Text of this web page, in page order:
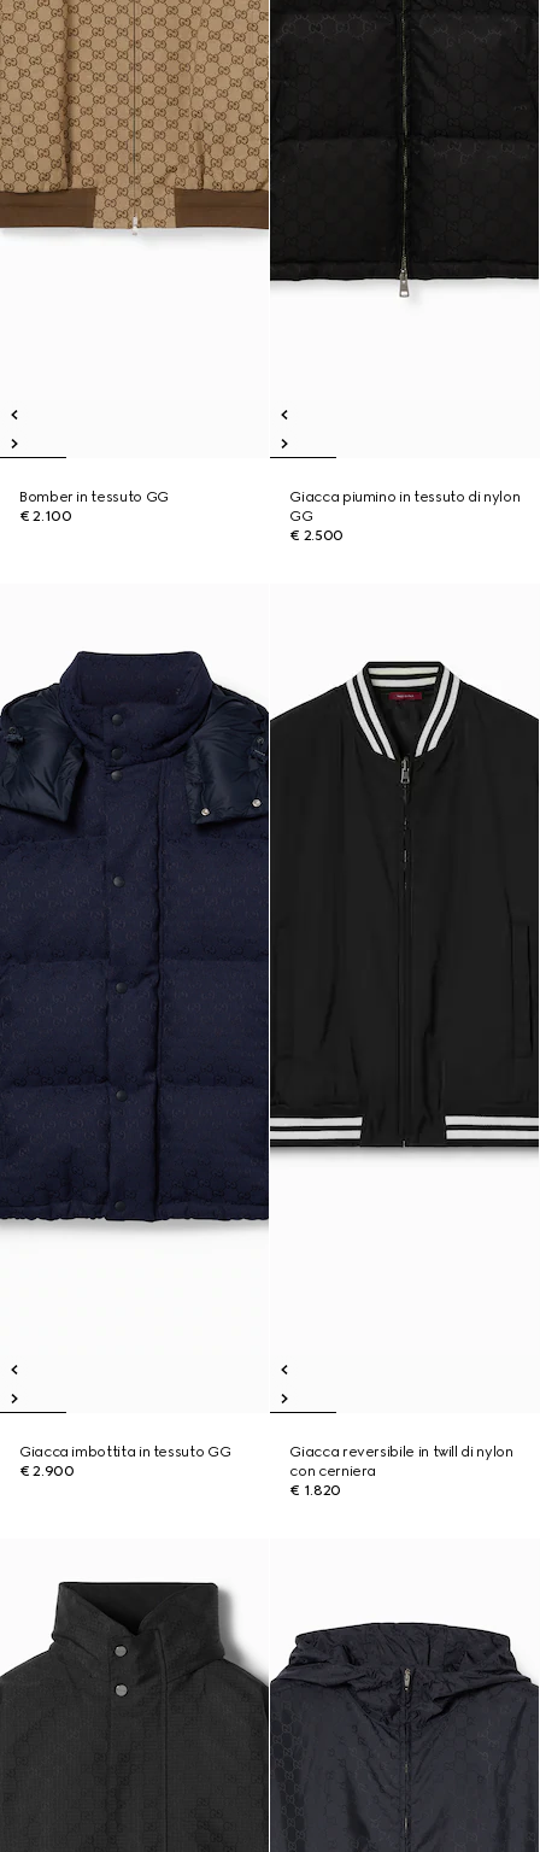
Bomber in tessuto GG
€ 2.100
Giacca piumino in tessuto di nylon
GG
€ 2.500
Giacca imbottita in tessuto GG
€ 2.900
Giacca reversibile in twill di nylon
con cerniera
€ 1.820